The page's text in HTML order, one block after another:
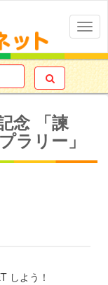

念 「諫
ラリー」
しよう！